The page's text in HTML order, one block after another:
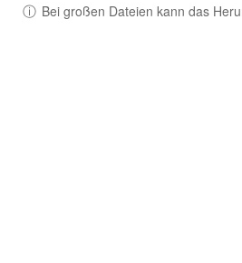
ⓘ Bei großen Dateien kann das